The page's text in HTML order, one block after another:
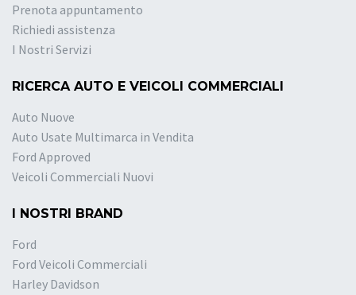
Prenota appuntamento
Richiedi assistenza
I Nostri Servizi
RICERCA AUTO E VEICOLI COMMERCIALI
Auto Nuove
Auto Usate Multimarca in Vendita
Ford Approved
Veicoli Commerciali Nuovi
I NOSTRI BRAND
Ford
Ford Veicoli Commerciali
Harley Davidson